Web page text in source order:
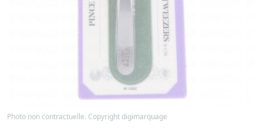
Photo non contractuelle. Copyright digimarquage